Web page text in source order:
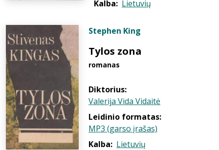
Kalba: Lietuvių
Stephen King
Tylos zona
romanas
Diktorius:
Valerija Vida Vidaitė
Leidinio formatas:
MP3 (garso įrašas)
Kalba: Lietuvių